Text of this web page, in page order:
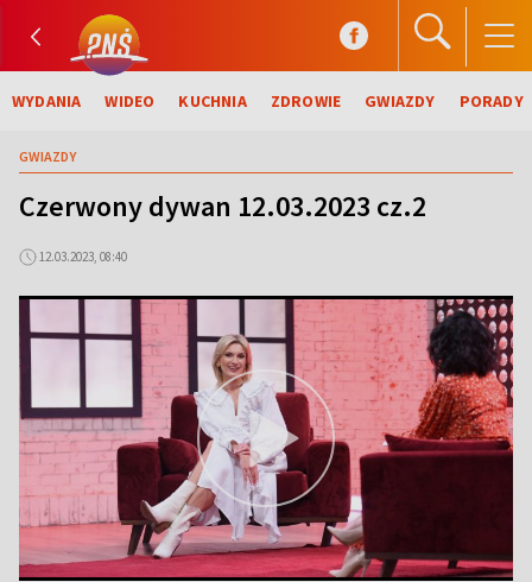
WYDANIA WIDEO KUCHNIA ZDROWIE GWIAZDY PORADY
GWIAZDY
Czerwony dywan 12.03.2023 cz.2
12.03.2023, 08:40